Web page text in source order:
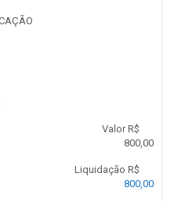
Valor R$
800,00
Liquidação R$
800,00